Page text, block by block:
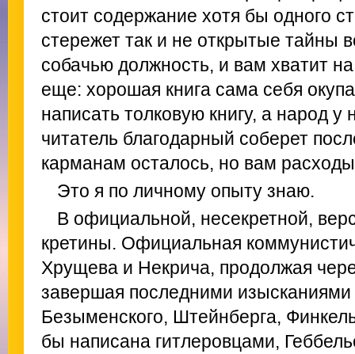
стоит содержание хотя бы одного
стережет так и не открытые тайны
собачью должность, и вам хватит
еще: хорошая книга сама себя
написать толковую книгу, а народ
читатель благодарный соберет
карманам осталось, но вам
Это я по личному опыту знаю.
В официальной, несекретной,
кретины. Официальная
Хрущева и Некрича, продолжая
завершая последними
Безыменского, Штейнберга,
бы написана гитлеровцами,